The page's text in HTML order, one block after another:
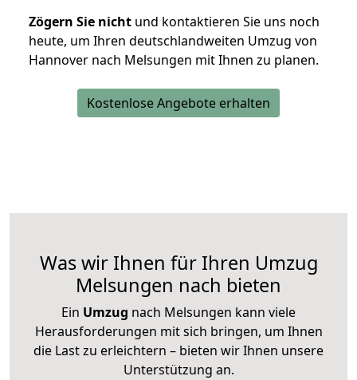
Zögern Sie nicht und kontaktieren Sie uns noch
heute, um Ihren deutschlandweiten Umzug von
Hannover nach Melsungen mit Ihnen zu planen.
Kostenlose Angebote erhalten
Was wir Ihnen für Ihren Umzug
Melsungen nach bieten
Ein Umzug nach Melsungen kann viele
Herausforderungen mit sich bringen, um Ihnen
die Last zu erleichtern – bieten wir Ihnen unsere
Unterstützung an.